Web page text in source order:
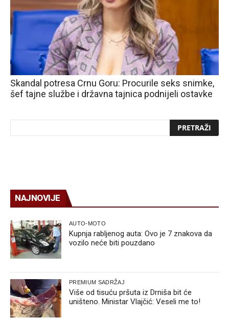
Skandal potresa Crnu Goru: Procurile seks snimke,
šef tajne službe i državna tajnica podnijeli ostavke
NAJNOVIJE
AUTO-MOTO
Kupnja rabljenog auta: Ovo je 7 znakova da
vozilo neće biti pouzdano
PREMIUM SADRŽAJ
Više od tisuću pršuta iz Drniša bit će
uništeno. Ministar Vlajčić: Veseli me to!